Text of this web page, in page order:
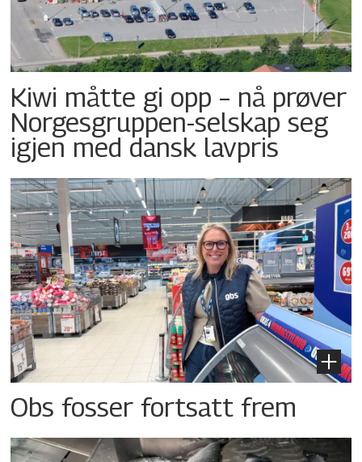
Kiwi måtte gi opp – nå prøver
Norgesgruppen-selskap seg
igjen med dansk lavpris
Obs fosser fortsatt frem